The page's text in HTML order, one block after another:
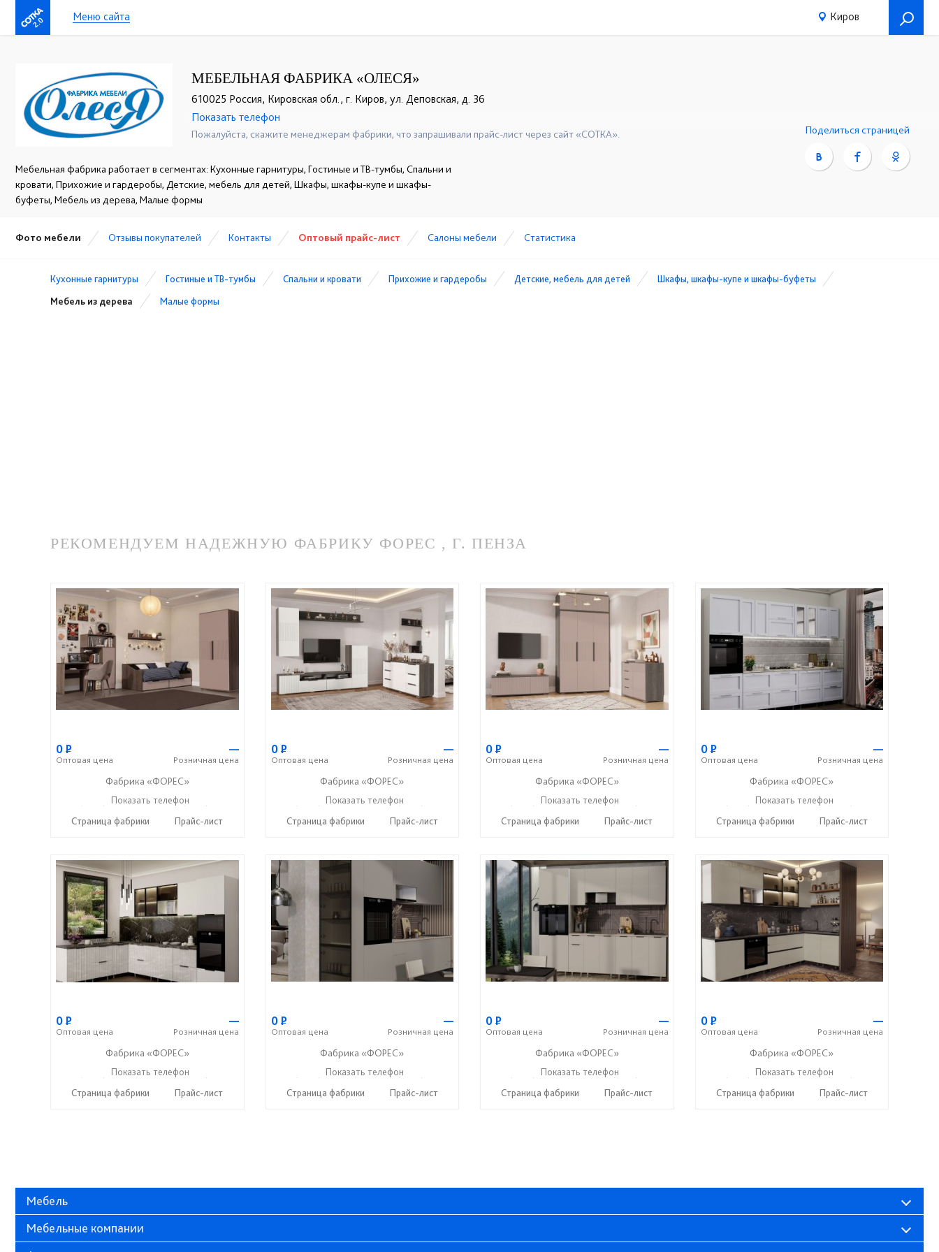
2.0 Меню сайта Киров
МЕБЕЛЬНАЯ ФАБРИКА «ОЛЕСЯ»
610025 Россия, Кировская обл., г. Киров, ул. Деповская, д. 36
☎+7 (964) 256-72-28
Показать телефон
Пожалуйста, скажите менеджерам фабрики, что запрашивали прайс-лист через сайт «СОТКА».
Мебельная фабрика работает в сегментах: Кухонные гарнитуры, Гостиные и ТВ-тумбы, Спальни и
кровати, Прихожие и гардеробы, Детские, мебель для детей, Шкафы, шкафы-купе и шкафы-
буфеты, Мебель из дерева, Малые формы
Поделиться страницей
Фото мебели Отзывы покупателей Контакты Оптовый прайс-лист Cалоны мебели Статистика
Кухонные гарнитуры Гостиные и ТВ-тумбы Спальни и кровати Прихожие и гардеробы Детские, мебель для детей
Шкафы, шкафы-купе и шкафы-буфеты
Мебель из дерева
Малые формы
РЕКОМЕНДУЕМ НАДЕЖНУЮ ФАБРИКУ ФОРЕС , Г. ПЕНЗА
0Р
Оптовая цена
—
Розничная цена
Фабрика «ФОРЕС»
+7 (8412) 73-85-16 ☎+7 (8412) 20-22-62
Показать телефон
Страница фабрики
Прайс-лист
0Р
Оптовая цена
—
Розничная цена
Фабрика «ФОРЕС»
+7 (8412) 73-85-16 ☎+7 (8412) 20-22-62
Показать телефон
Страница фабрики
Прайс-лист
0Р
Оптовая цена
—
Розничная цена
Фабрика «ФОРЕС»
+7 (8412) 73-85-16 ☎+7 (8412) 20-22-62
Показать телефон
Страница фабрики
Прайс-лист
0Р
Оптовая цена
—
Розничная цена
Фабрика «ФОРЕС»
+7 (8412) 73-85-16 ☎+7 (8412) 20-22-62
Показать телефон
Страница фабрики
Прайс-лист
0Р
Оптовая цена
—
Розничная цена
Фабрика «ФОРЕС»
+7 (8412) 73-85-16 ☎+7 (8412) 20-22-62
Показать телефон
Страница фабрики
Прайс-лист
0Р
Оптовая цена
—
Розничная цена
Фабрика «ФОРЕС»
+7 (8412) 73-85-16 ☎+7 (8412) 20-22-62
Показать телефон
Страница фабрики
Прайс-лист
0Р
Оптовая цена
—
Розничная цена
Фабрика «ФОРЕС»
+7 (8412) 73-85-16 ☎+7 (8412) 20-22-62
Показать телефон
Страница фабрики
Прайс-лист
0Р
Оптовая цена
—
Розничная цена
Фабрика «ФОРЕС»
+7 (8412) 73-85-16 ☎+7 (8412) 20-22-62
Показать телефон
Страница фабрики
Прайс-лист
Мебель
Мебельные компании